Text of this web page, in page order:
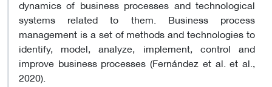
dynamics of business processes and technological
systems related to them. Business process
management is a set of methods and technologies to
identify, model, analyze, implement, control and
improve business processes (Fernández et al. et al.,
2020).